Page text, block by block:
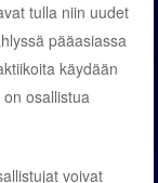
tulla niin uudet
pääasiassa
käydään
osallistua
voivat